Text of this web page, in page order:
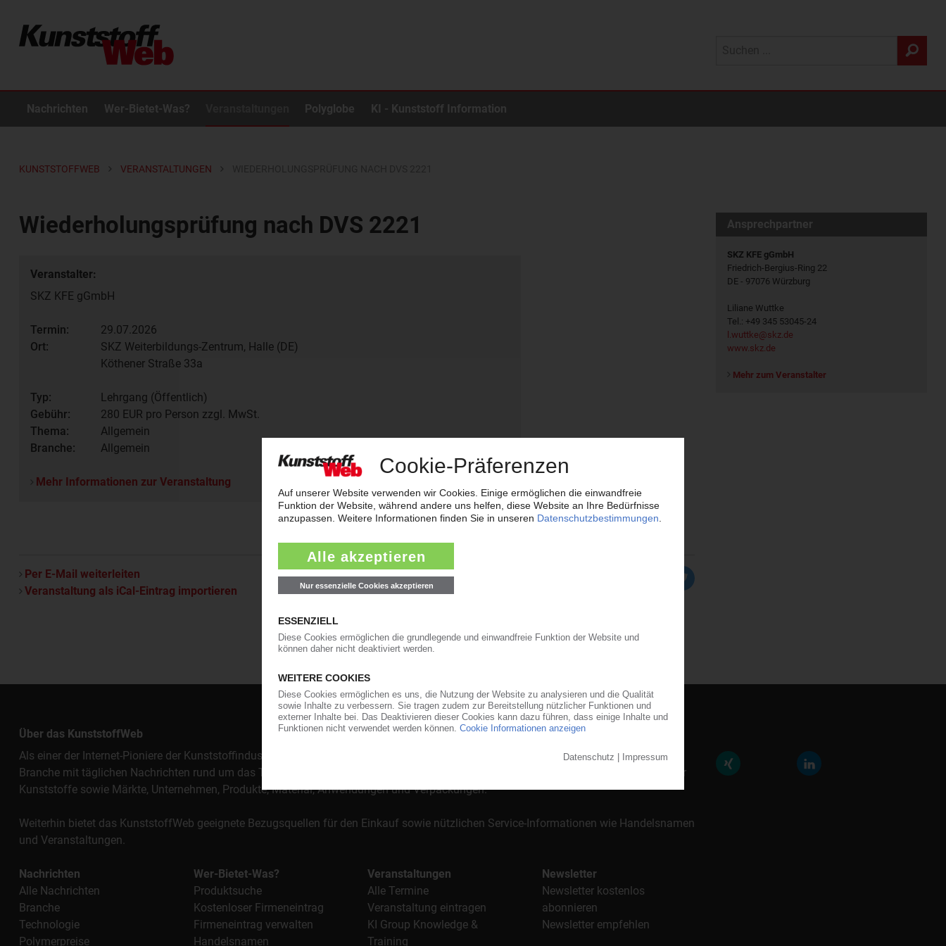
Nachrichten Wer-Bietet-Was? Polyglobe KI - Kunststoff Information
KUNSTSTOFFWEB VERANSTALTUNGEN
Wiederholungsprüfung nach DVS 2221
Veranstalter:
SKZ KFE gGmbH
Termin:
29.07.2026
Ort:
SKZ Weiterbildungs-Zentrum, Halle (DE)
Köthener Straße 33a
Typ:
Lehrgang (Öffentlich)
Gebühr:
280 EUR pro Person zzgl. MwSt.
Thema:
Allgemein
Branche:
Allgemein
Mehr Informationen zur Veranstaltung
Per E-Mail weiterleiten
Veranstaltung als iCal-Eintrag importieren
Ansprechpartner
SKZ KFE gGmbH
Friedrich-Bergius-Ring 22
DE - 97076 Würzburg
Liliane Wuttke
Tel.: +49 345 53045-24
l.wuttke@skz.de
www.skz.de
Mehr zum Veranstalter
Über das KunststoffWeb
Als einer der Internet-Pioniere der Kunststoffindustrie versorgt das KunststoffWeb bereits seit 1996 die Fach- und Führungskräfte der
Branche mit täglichen Nachrichten rund um das Thema "Kunststoffe". Im Fokus der Berichterstattung ist dabei die Preisentwicklung für
Kunststoffe sowie Märkte, Unternehmen, Produkte, Material, Anwendungen und Verpackungen.
Weiterhin bietet das KunststoffWeb geeignete Bezugsquellen für den Einkauf sowie nützlichen Service-Informationen wie Handelsnamen
und Veranstaltungen.
Nachrichten
Alle Nachrichten
Branche
Technologie
Polymerpreise
Wer-Bietet-Was?
Produktsuche
Kostenloser Firmeneintrag
Firmeneintrag verwalten
Handelsnamen
Veranstaltungen
Alle Termine
Veranstaltung eintragen
KI Group Knowledge &
Training
Newsletter
Newsletter kostenlos
abonnieren
Newsletter empfehlen